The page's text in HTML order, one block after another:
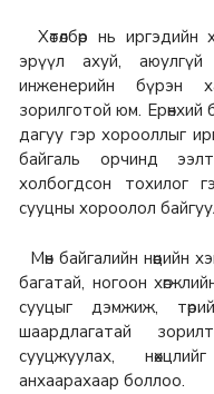
Хөтөлбөр нь
эрүүл ахуй, аюулгүй
инженерийн бүрэн
зорилготой юм. Ерөнхий
дагуу гэр хорооллыг
байгаль орчинд
холбогдсон тохилог
сууцны хороолол
Мөн байгалийн нөөцийн
багатай, ногоон
сууцыг дэмжиж,
шаардлагатай
сууцжуулах,
анхаарахаар боллоо.